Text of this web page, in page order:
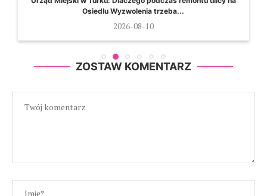
Osiedlu Wyzwolenia trzeba...
2026-08-10
ZOSTAW KOMENTARZ